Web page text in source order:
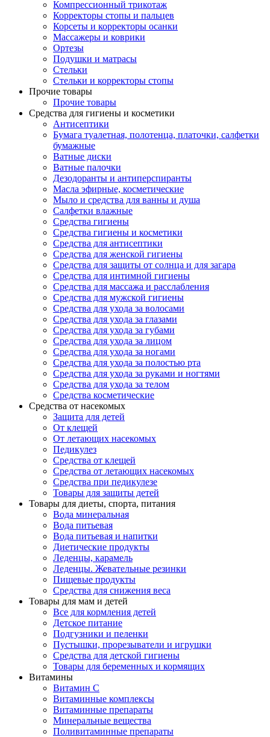
Компрессионный трикотаж
Корректоры стопы и пальцев
Корсеты и корректоры осанки
Массажеры и коврики
Ортезы
Подушки и матрасы
Стельки
Стельки и корректоры стопы
Прочие товары
Прочие товары
Средства для гигиены и косметики
Антисептики
Бумага туалетная, полотенца, платочки, салфетки
бумажные
Ватные диски
Ватные палочки
Дезодоранты и антиперспиранты
Масла эфирные, косметические
Мыло и средства для ванны и душа
Салфетки влажные
Средства гигиены
Средства гигиены и косметики
Средства для антисептики
Средства для женской гигиены
Средства для защиты от солнца и для загара
Средства для интимной гигиены
Средства для массажа и расслабления
Средства для мужской гигиены
Средства для ухода за волосами
Средства для ухода за глазами
Средства для ухода за губами
Средства для ухода за лицом
Средства для ухода за ногами
Средства для ухода за полостью рта
Средства для ухода за руками и ногтями
Средства для ухода за телом
Средства косметические
Средства от насекомых
Защита для детей
От клещей
От летающих насекомых
Педикулез
Средства от клещей
Средства от летающих насекомых
Средства при педикулезе
Товары для защиты детей
Товары для диеты, спорта, питания
Вода минеральная
Вода питьевая
Вода питьевая и напитки
Диетические продукты
Леденцы, карамель
Леденцы. Жевательные резинки
Пищевые продукты
Средства для снижения веса
Товары для мам и детей
Все для кормления детей
Детское питание
Подгузники и пеленки
Пустышки, прорезыватели и игрушки
Средства для детской гигиены
Товары для беременных и кормящих
Витамины
Витамин С
Витаминные комплексы
Витаминные препараты
Минеральные вещества
Поливитаминные препараты